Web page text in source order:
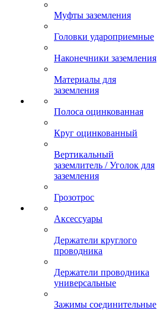
Муфты заземления
Головки удароприемные
Наконечники заземления
Материалы для
заземления
Полоса оцинкованная
Круг оцинкованный
Вертикальный
заземлитель / Уголок для
заземления
Грозотрос
Аксессуары
Держатели круглого
проводника
Держатели проводника
универсальные
Зажимы соединительные